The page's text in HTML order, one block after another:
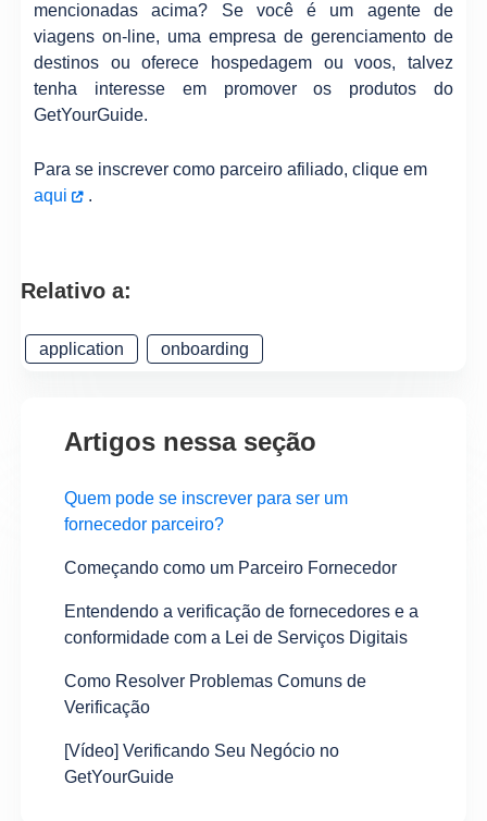
mencionadas acima? Se você é um agente de
viagens on-line, uma empresa de gerenciamento de
destinos ou oferece hospedagem ou voos, talvez
tenha interesse em promover os produtos do
GetYourGuide.
Para se inscrever como parceiro afiliado, clique em
aqui
.
Relativo a:
application onboarding
Artigos nessa seção
Quem pode se inscrever para ser um
fornecedor parceiro?
Começando como um Parceiro Fornecedor
Entendendo a verificação de fornecedores e a
conformidade com a Lei de Serviços Digitais
Como Resolver Problemas Comuns de
Verificação
[Vídeo] Verificando Seu Negócio no
GetYourGuide